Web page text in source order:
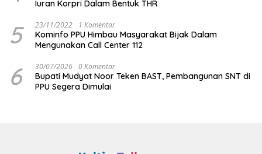
Iuran Korpri Dalam Bentuk THR
5 23/11/2022 1 Komentar
Kominfo PPU Himbau Masyarakat Bijak Dalam
Mengunakan Call Center 112
6 30/07/2026 0 Komentar
Bupati Mudyat Noor Teken BAST, Pembangunan SNT di
PPU Segera Dimulai